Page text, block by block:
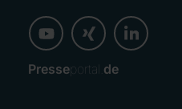
Presseportal. de